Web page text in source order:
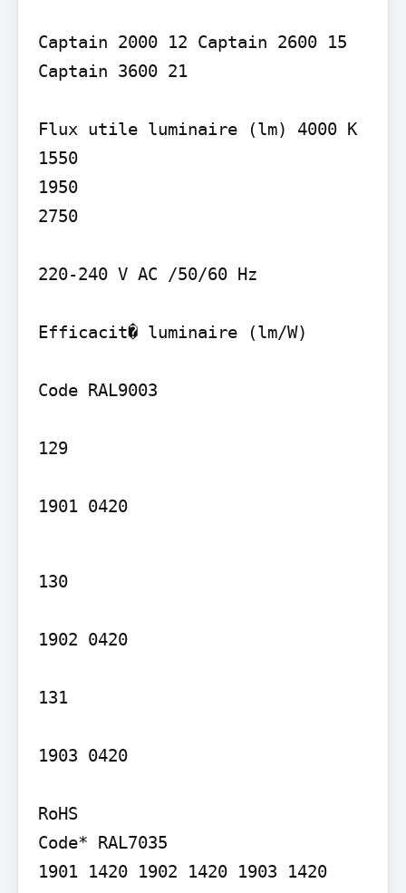
Captain 2000 12 Captain 2600 15
Captain 3600 21
Flux utile luminaire (lm) 4000 K
1550
1950
2750
220-240 V AC /50/60 Hz
Efficacit� luminaire (lm/W)
Code RAL9003
129
1901 0420
130
1902 0420
131
1903 0420
RoHS
Code* RAL7035
1901 1420 1902 1420 1903 1420